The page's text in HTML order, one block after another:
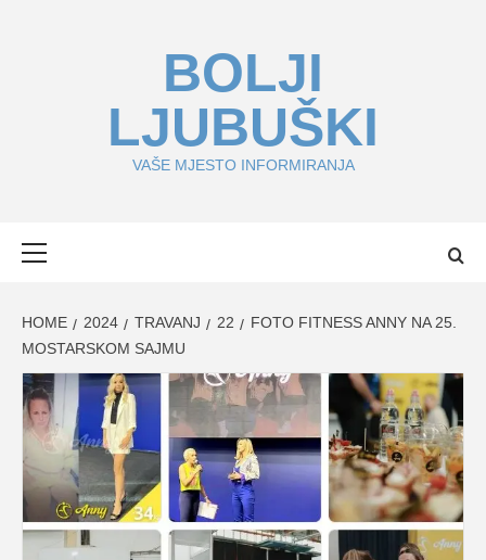
BOLJI
LJUBUŠKI
VAŠE MJESTO INFORMIRANJA
HOME 2024 TRAVANJ 22
FOTO FITNESS ANNY NA 25.
MOSTARSKOM SAJMU